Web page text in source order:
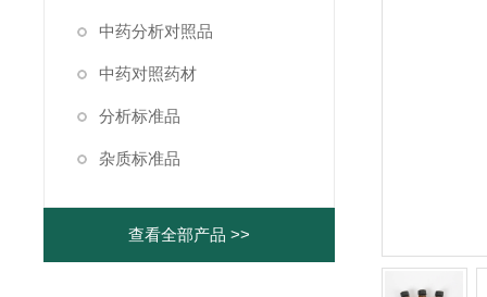
中药分析对照品
中药对照药材
分析标准品
杂质标准品
查看全部产品 >>